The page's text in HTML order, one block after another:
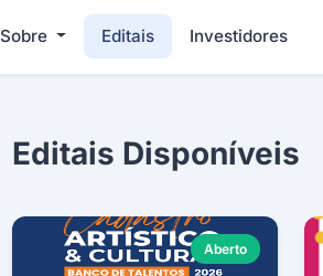
Sobre Editais Investidores
Editais Disponíveis
Aberto